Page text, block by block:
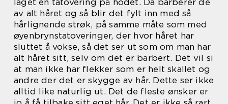
av alt håret og så blir det fylt inn med så
hårlignende strøk, på samme måte som med
øyenbrynstatoveringer, der hvor håret har
sluttet å vokse, så det ser ut som om man har
alt håret sitt, selv om det er barbert. Det vil si
at man ikke har flekker som er helt skallet og
andre der det er skygge av hår. Dette ser ikke
alltid like naturlig ut. Det de fleste ønsker er